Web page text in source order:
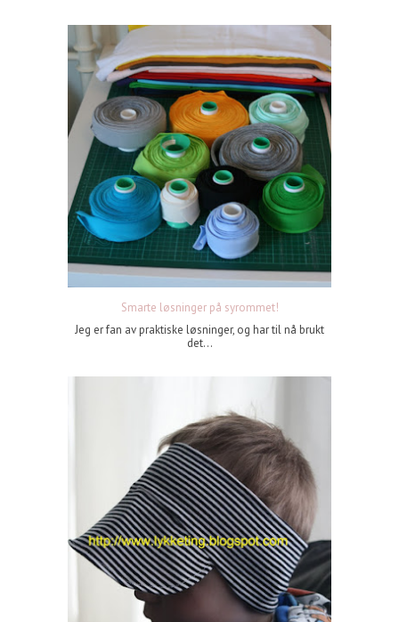
Smarte løsninger på syrommet!
Jeg er fan av praktiske løsninger, og har til nå brukt
det...